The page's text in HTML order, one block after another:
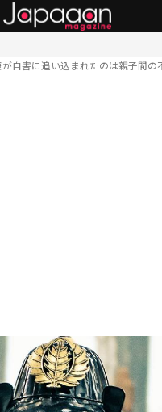
自害に追い込まれたのは親子間の